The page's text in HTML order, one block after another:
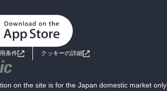
条件 クッキーの詳細
on the site is for the Japan domestic market only